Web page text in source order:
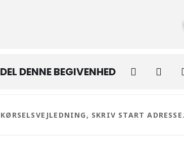
DEL DENNE BEGIVENHED